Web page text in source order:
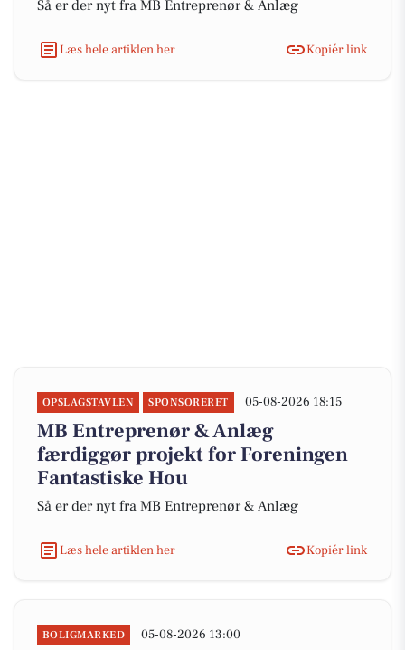
Så er der nyt fra MB Entreprenør & Anlæg
Læs hele artiklen her Kopiér link
OPSLAGSTAVLEN SPONSORERET 05-08-2026 18:15
MB Entreprenør & Anlæg
færdiggør projekt for Foreningen
Fantastiske Hou
Så er der nyt fra MB Entreprenør & Anlæg
Læs hele artiklen her Kopiér link
BOLIGMARKED 05-08-2026 13:00